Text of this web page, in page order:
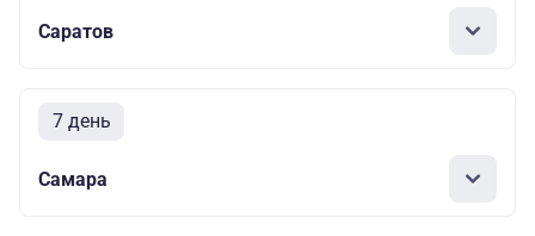
Саратов
7 день
Самара